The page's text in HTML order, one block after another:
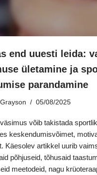
end uuesti leida:
ületamine ja
parandamine
05/08/2025
võib takistada
keskendumisvõimet,
Käesolev artikkel uurib
põhjuseid, tõhusaid
meetodeid, nagu